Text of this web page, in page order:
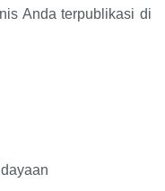
Anda terpublikasi di